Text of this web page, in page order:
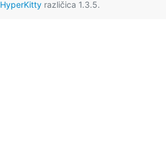
HyperKittyrazličica 1.3.5.